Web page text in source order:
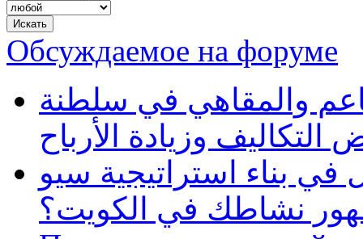
Обсуждаемое на форуме
والمقاهي في سلطنة
وزيادة الأرباح
بناء استراتيجية سيو
نشاطك في الكويت؟